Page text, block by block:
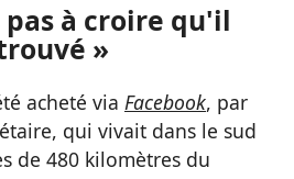
pas à croire qu'il
»
acheté via Facebook, par
qui vivait dans le sud
de 480 kilomètres du